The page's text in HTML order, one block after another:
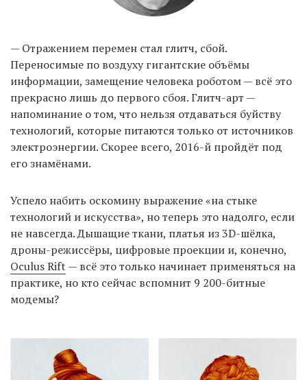
— Отражением перемен стал глитч, сбой.
Переносимые по воздуху гигантские объёмы
информации, замещение человека роботом — всё это
прекрасно лишь до первого сбоя. Глитч-арт —
напоминание о том, что нельзя отдаваться буйству
технологий, которые питаются только от источников
электроэнергии. Скорее всего, 2016-й пройдёт под
его знамёнами.
Успело набить оскомину выражение «на стыке
технологий и искусства», но теперь это надолго, если
не навсегда. Дышащие ткани, платья из 3D-шёлка,
дроны-режиссёры, цифровые проекции и, конечно,
Oculus Rift — всё это только начинает применяться на
практике, но кто сейчас вспомнит 9 200-битные
модемы?